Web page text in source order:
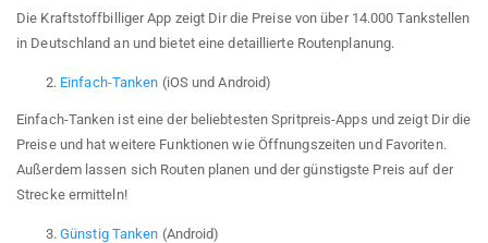
Die Kraftstoffbilliger App zeigt Dir die Preise von über 14.000 Tankstellen
in Deutschland an und bietet eine detaillierte Routenplanung.
Einfach-Tanken (iOS und Android)
Einfach-Tanken ist eine der beliebtesten Spritpreis-Apps und zeigt Dir die
Preise und hat weitere Funktionen wie Öffnungszeiten und Favoriten.
Außerdem lassen sich Routen planen und der günstigste Preis auf der
Strecke ermitteln!
Günstig Tanken (Android)